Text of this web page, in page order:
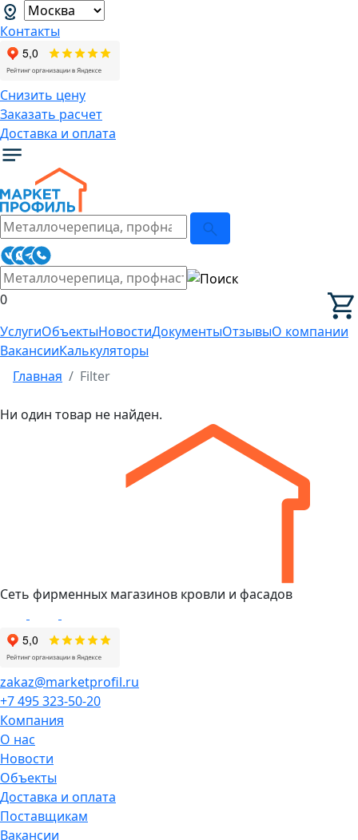
Контакты
Снизить цену
Заказать расчет
Доставка и оплата
0
УслугиОбъектыНовостиДокументыОтзывыО компании
ВакансииКалькуляторы
Главная
Filter
Ни один товар не найден.
Сеть фирменных магазинов кровли и фасадов
zakaz@marketprofil.ru
+7 495 323-50-20
Компания
О нас
Новости
Объекты
Доставка и оплата
Поставщикам
Вакансии